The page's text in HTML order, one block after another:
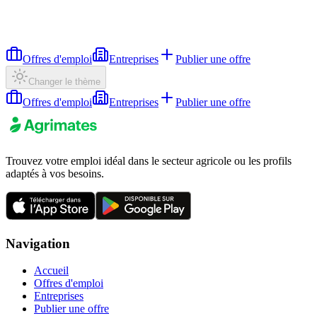
Offres d'emploi Entreprises Publier une offre
Changer le thème
Offres d'emploi Entreprises Publier une offre
Trouvez votre emploi idéal dans le secteur agricole ou les profils
adaptés à vos besoins.
Navigation
Accueil
Offres d'emploi
Entreprises
Publier une offre